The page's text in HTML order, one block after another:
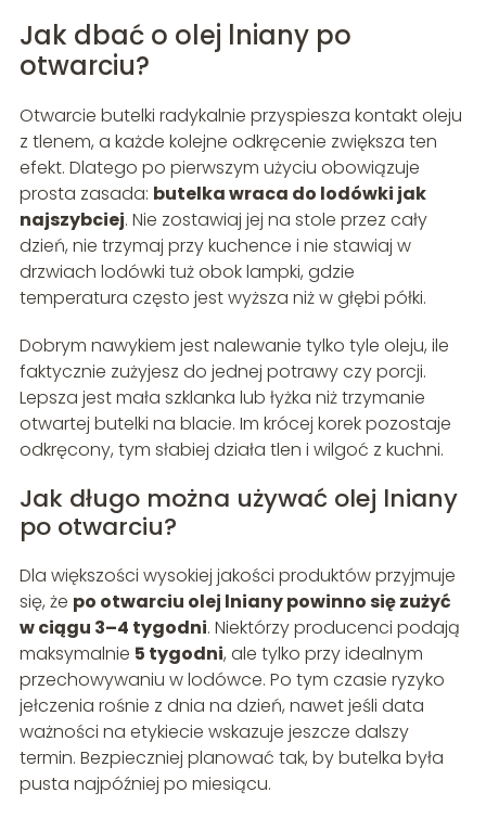
Jak dbać o olej lniany po
otwarciu?
Otwarcie butelki radykalnie przyspiesza kontakt oleju
z tlenem, a każde kolejne odkręcenie zwiększa ten
efekt. Dlatego po pierwszym użyciu obowiązuje
prosta zasada: butelka wraca do lodówki jak
najszybciej. Nie zostawiaj jej na stole przez cały
dzień, nie trzymaj przy kuchence i nie stawiaj w
drzwiach lodówki tuż obok lampki, gdzie
temperatura często jest wyższa niż w głębi półki.
Dobrym nawykiem jest nalewanie tylko tyle oleju, ile
faktycznie zużyjesz do jednej potrawy czy porcji.
Lepsza jest mała szklanka lub łyżka niż trzymanie
otwartej butelki na blacie. Im krócej korek pozostaje
odkręcony, tym słabiej działa tlen i wilgoć z kuchni.
Jak długo można używać olej lniany
po otwarciu?
Dla większości wysokiej jakości produktów przyjmuje
się, że po otwarciu olej lniany powinno się zużyć
w ciągu 3–4 tygodni. Niektórzy producenci podają
maksymalnie 5 tygodni, ale tylko przy idealnym
przechowywaniu w lodówce. Po tym czasie ryzyko
jełczenia rośnie z dnia na dzień, nawet jeśli data
ważności na etykiecie wskazuje jeszcze dalszy
termin. Bezpieczniej planować tak, by butelka była
pusta najpóźniej po miesiącu.